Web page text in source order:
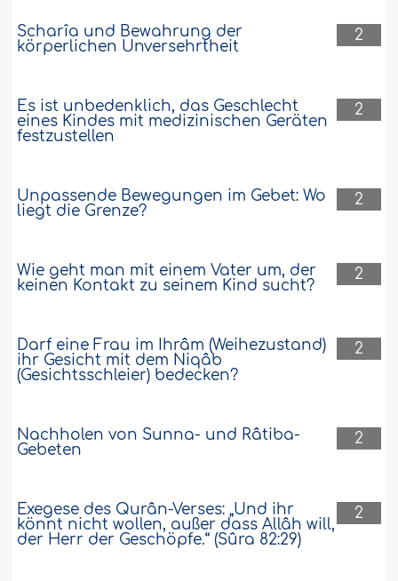
2
Scharîa und Bewahrung der
körperlichen Unversehrtheit
2
Es ist unbedenklich, das Geschlecht
eines Kindes mit medizinischen Geräten
festzustellen
2
Unpassende Bewegungen im Gebet: Wo
liegt die Grenze?
2
Wie geht man mit einem Vater um, der
keinen Kontakt zu seinem Kind sucht?
2
Darf eine Frau im Ihrâm (Weihezustand)
ihr Gesicht mit dem Niqâb
(Gesichtsschleier) bedecken?
2
Nachholen von Sunna- und Râtiba-
Gebeten
2
Exegese des Qurân-Verses: „Und ihr
könnt nicht wollen, außer dass Allâh will,
der Herr der Geschöpfe.“ (Sûra 82:29)